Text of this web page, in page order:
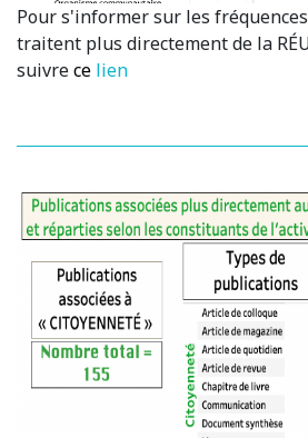
Pour s'informer sur les
traitent plus directement de la
suivrece lien